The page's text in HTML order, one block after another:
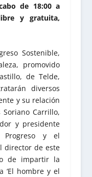
de 18:00 a
y gratuita,
Sostenible,
promovido
de Telde,
diversos
y su relación
Soriano Carrillo,
y presidente
y el
director de este
de impartir la
‘El hombre y el